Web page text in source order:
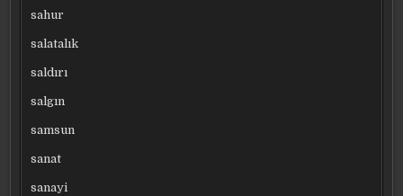
sahur
salatalık
saldırı
salgın
samsun
sanat
sanayi